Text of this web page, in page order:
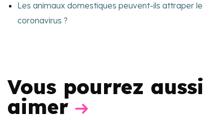
Les animaux domestiques peuvent-ils attraper le
coronavirus ?
Vous pourrez aussi
aimer